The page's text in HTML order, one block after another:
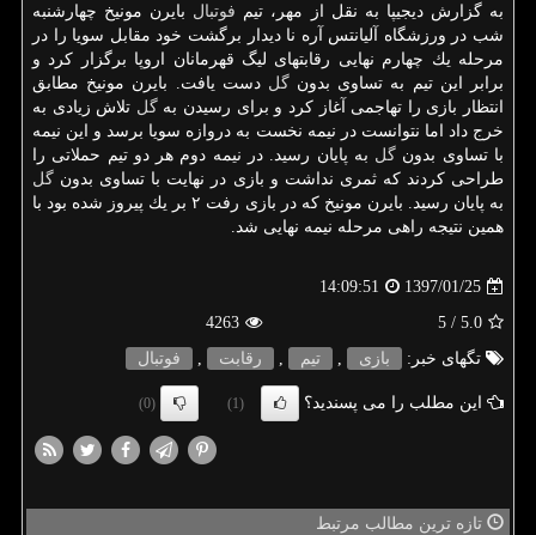
به گزارش دیجیپا به نقل از مهر، تیم فوتبال بایرن مونیخ چهارشنبه
شب در ورزشگاه آلیانتس آره نا دیدار برگشت خود مقابل سویا را در
مرحله یك چهارم نهایی رقابتهای لیگ قهرمانان اروپا برگزار كرد و
برابر این تیم به تساوی بدونگل دست یافت. بایرن مونیخ مطابق
انتظار بازی را تهاجمی آغاز كرد و برای رسیدن بهگل تلاش زیادی به
خرج داد اما نتوانست در نیمه نخست به دروازه سویا برسد و این نیمه
با تساوی بدون گل به پایان رسید. در نیمه دوم هر دو تیم حملاتی را
طراحی كردند كه ثمری نداشت و بازی در نهایت با تساوی بدون گل
به پایان رسید. بایرن مونیخ كه در بازی رفت ۲ بر یك پیروز شده بود با
همین نتیجه راهی مرحله نیمه نهایی شد.
1397/01/25
14:09:51
5.0
/ 5
4263
تگهای خبر:
بازی , تیم , رقابت , فوتبال
این مطلب را می پسندید؟ (1)
(0)
تازه ترین مطالب مرتبط